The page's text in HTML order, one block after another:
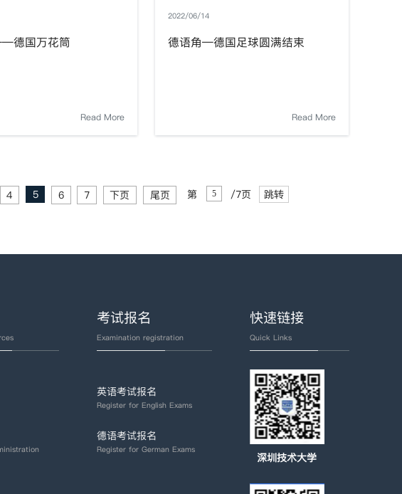
德国万花筒
Read More
2022/06/14
德语角—德国足球圆满结束
Read More
4 5 6 7 下页 尾页 第 /7页 跳转
考试报名
Examination registration
英语考试报名
Register for English Exams
德语考试报名
Register for German Exams
快速链接
Quick Links
深圳技术大学